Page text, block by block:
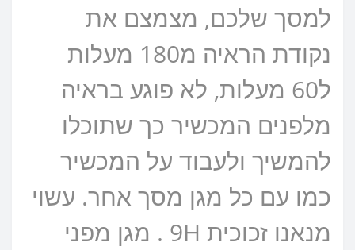
למסך שלכם, מצמצם את
נקודת הראיה מ180 מעלות
ל60 מעלות, לא פוגע בראיה
מלפנים המכשיר כך שתוכלו
להמשיך ולעבוד על המכשיר
כמו עם כל מגן מסך אחר. עשוי
מנאנו זכוכית 9H . מגן מפני